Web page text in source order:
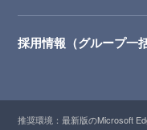
採用情報（グループ一
推奨環境：最新版のMicrosoft